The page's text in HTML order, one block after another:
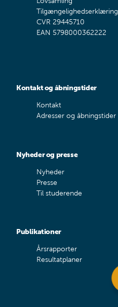
Tilgængelighedserklæring
CVR 29445710
EAN 5798000362222
Kontakt og åbningstider
Kontakt
Adresser og åbningstider
Nyheder og presse
Nyheder
Presse
Til studerende
Publikationer
Årsrapporter
Resultatplaner